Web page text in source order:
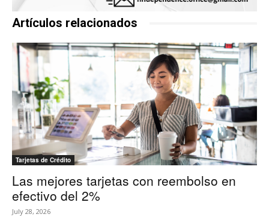
Artículos relacionados
Tarjetas de Crédito
Las mejores tarjetas con reembolso en
efectivo del 2%
July 28, 2026